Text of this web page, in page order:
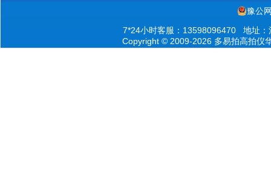
豫公
7*24小时客服：13598096470 地址：
Copyright © 2009-2026 多易拍高拍仪